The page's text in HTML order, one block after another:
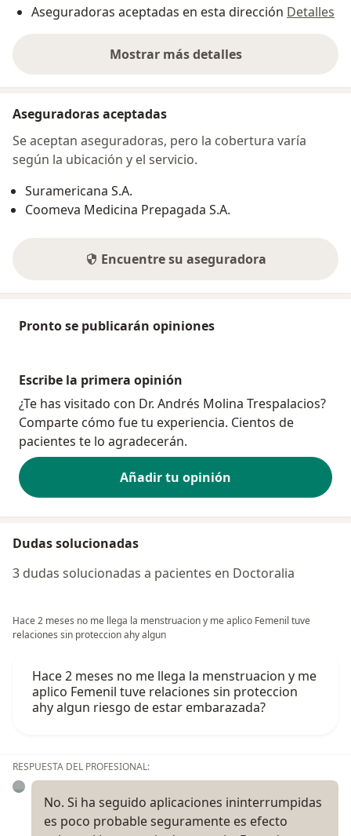
Aseguradoras aceptadas en esta dirección Detalles
Mostrar más detalles
sobre la dirección
Aseguradoras aceptadas
Se aceptan aseguradoras, pero la cobertura varía
según la ubicación y el servicio.
Suramericana S.A.
Coomeva Medicina Prepagada S.A.
Encuentre su aseguradora
Pronto se publicarán opiniones
Escribe la primera opinión
¿Te has visitado con Dr. Andrés Molina Trespalacios?
Comparte cómo fue tu experiencia. Cientos de
pacientes te lo agradecerán.
Añadir tu opinión
Dudas solucionadas
3 dudas solucionadas a pacientes en Doctoralia
Hace 2 meses no me llega la menstruacion y me aplico Femenil tuve
relaciones sin proteccion ahy algun
Hace 2 meses no me llega la menstruacion y me
aplico Femenil tuve relaciones sin proteccion
ahy algun riesgo de estar embarazada?
RESPUESTA DEL PROFESIONAL:
No. Si ha seguido aplicaciones ininterrumpidas
es poco probable seguramente es efecto